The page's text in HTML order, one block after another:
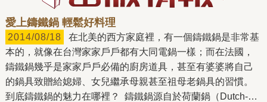
愛上鑄鐵鍋 輕鬆好料理
2014/08/18
本的，就像在台灣家家戶戶都有大同電鍋一樣；而在法國，
鑄鐵鍋幾乎是家家戶戶必備的廚房道具，甚至有婆婆將自己
的鍋具致贈給媳婦、女兒繼承母親甚至祖母老鍋具的習慣。
到底鑄鐵鍋的魅力在哪裡？ 鑄鐵鍋源自於荷蘭鍋（Dutch-